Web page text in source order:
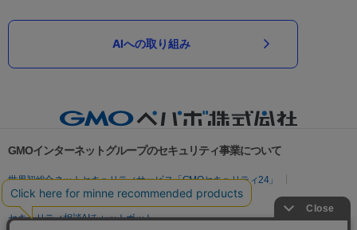
AIへの取り組み
GMOインターネットグループのセキュリティ事業について
世界初総合ネットセキュリティサービス「GMOセキュリティ24」
パスワード漏洩診断
Webサイトリスク診断
セキュリティ相談AIチャットボット